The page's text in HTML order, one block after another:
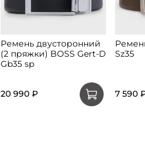
Ремень двусторонний
(2 пряжки) BOSS Gert-D
Gb35 sp
20 990 ₽
Sz35
7 590